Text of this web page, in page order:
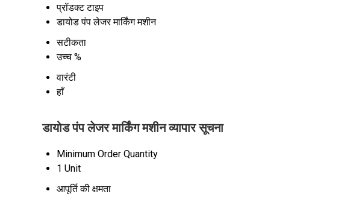
प्रॉडक्ट टाइप
डायोड पंप लेजर मार्किंग मशीन
सटीकता
उच्च %
वारंटी
हाँ
डायोड पंप लेजर मार्किंग मशीन व्यापार सूचना
Minimum Order Quantity
1 Unit
आपूर्ति की क्षमता